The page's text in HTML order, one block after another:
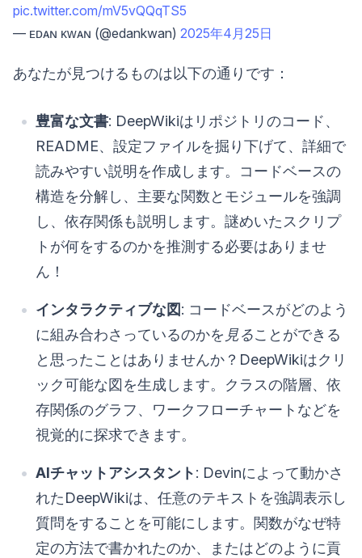
pic.twitter.com/mV5vQQqTS5
— ᴇᴅᴀɴ ᴋᴡᴀɴ (@edankwan) 2025年4月25日
あなたが見つけるものは以下の通りです：
豊富な文書: DeepWikiはリポジトリのコード、
README、設定ファイルを掘り下げて、詳細で
読みやすい説明を作成します。コードベースの
構造を分解し、主要な関数とモジュールを強調
し、依存関係も説明します。謎めいたスクリプ
トが何をするのかを推測する必要はありませ
ん！
インタラクティブな図: コードベースがどのよう
に組み合わさっているのかを 見ることができる
と思ったことはありませんか？DeepWikiはクリ
ック可能な図を生成します。クラスの階層、依
存関係のグラフ、ワークフローチャートなどを
視覚的に探求できます。
AIチャットアシスタント: Devinによって動かさ
れたDeepWikiは、任意のテキストを強調表示し
質問をすることを可能にします。関数がなぜ特
定の方法で書かれたのか、またはどのように貢